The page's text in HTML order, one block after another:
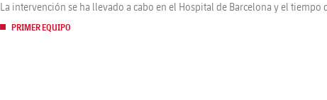
La intervención se ha llevado a cabo en el Hospital de Barcelona y el
PRIMER EQUIPO